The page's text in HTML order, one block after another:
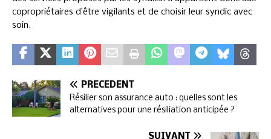
copropriétaires d’être vigilants et de choisir leur syndic avec
soin.
PRÉCÉDENT
Résilier son assurance auto : quelles sont les
alternatives pour une résiliation anticipée ?
SUIVANT